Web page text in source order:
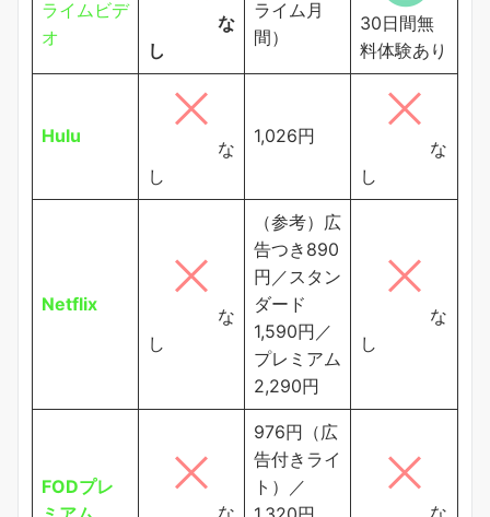
ライムビデ
オ
な
し
ライム月
間）
30日間無
料体験あり
Hulu
な
し
1,026円
な
し
Netflix
な
し
（参考）広
告つき890
円／スタン
ダード
1,590円／
プレミアム
2,290円
な
し
FODプレ
な
976円（広
告付きライ
ト）／
な